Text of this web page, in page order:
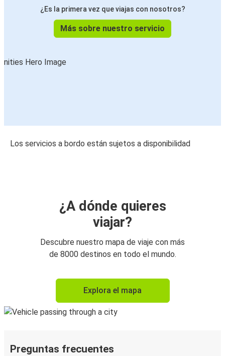
¿Es la primera vez que viajas con nosotros?
Más sobre nuestro servicio
Los servicios a bordo están sujetos a disponibilidad
¿A dónde quieres
viajar?
Descubre nuestro mapa de viaje con más
de 8000 destinos en todo el mundo.
Explora el mapa
Preguntas frecuentes